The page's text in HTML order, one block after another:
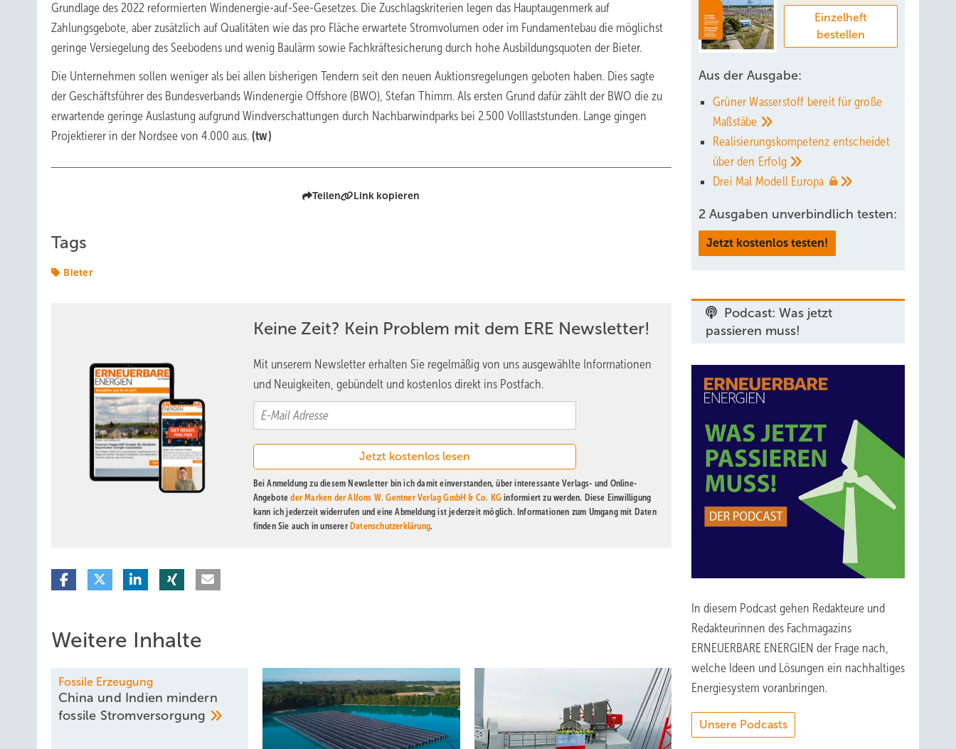
Grundlage des 2022 reformierten Windenergie-auf-See-Gesetzes. Die Zuschlagskriterien legen das Hauptaugenmerk auf
Zahlungsgebote, aber zusätzlich auf Qualitäten wie das pro Fläche erwartete Stromvolumen oder im Fundamentebau die möglichst
geringe Versiegelung des Seebodens und wenig Baulärm sowie Fachkräftesicherung durch hohe Ausbildungsquoten der Bieter.
Die Unternehmen sollen weniger als bei allen bisherigen Tendern seit den neuen Auktionsregelungen geboten haben. Dies sagte
der Geschäftsführer des Bundesverbands Windenergie Offshore (BWO), Stefan Thimm. Als ersten Grund dafür zählt der BWO die zu
erwartende geringe Auslastung aufgrund Windverschattungen durch Nachbarwindparks bei 2.500 Volllaststunden. Lange gingen
Projektierer in der Nordsee von 4.000 aus. (tw)
Teilen Link kopieren
Tags
Bieter
Keine Zeit? Kein Problem mit dem ERE Newsletter!
Mit unserem Newsletter erhalten Sie regelmäßig von uns ausgewählte Informationen
und Neuigkeiten, gebündelt und kostenlos direkt ins Postfach.
Bei Anmeldung zu diesem Newsletter bin ich damit einverstanden, über interessante Verlags- und Online-
Angeboteder Marken der Alfons W. Gentner Verlag GmbH & Co. KG informiert zu werden. Diese Einwilligung
kann ich jederzeit widerrufen und eine Abmeldung ist jederzeit möglich. Informationen zum Umgang mit Daten
finden Sie auch in unserer Datenschutzerklärung.
Weitere Inhalte
Fossile Erzeugung
China und Indien mindern
fossile Stromversorgung
Einzelheft
bestellen
Aus der Ausgabe:
Grüner Wasserstoff bereit für große
Maßstäbe
Realisierungskompetenz entscheidet
über den Erfolg
Drei Mal Modell Europa
2 Ausgaben unverbindlich testen:
Jetzt kostenlos testen!
Podcast: Was jetzt
passieren muss!
In diesem Podcast gehen Redakteure und
Redakteurinnen des Fachmagazins
ERNEUERBARE ENERGIEN der Frage nach,
welche Ideen und Lösungen ein nachhaltiges
Energiesystem voranbringen.
Unsere Podcasts